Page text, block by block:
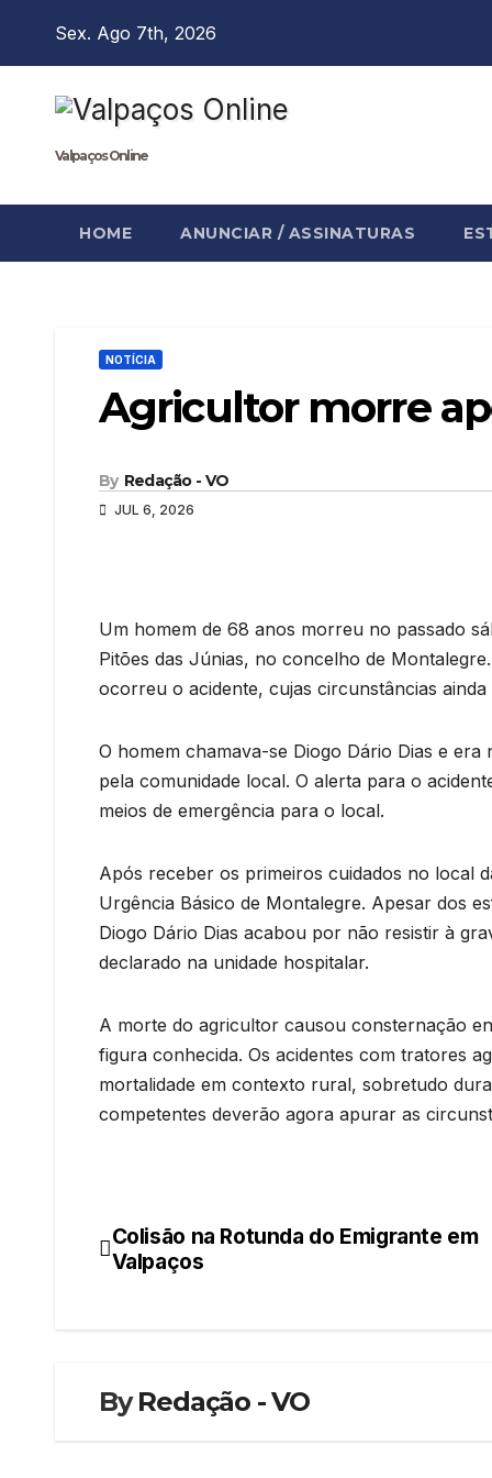
Sex. Ago 7th, 2026
Valpaços Online
HOME ANUNCIAR / ASSINATURAS
NOTÍCIA
Agricultor morre
By Redação - VO
JUL 6, 2026
Um homem de 68 anos morreu no passado
Pitões das Júnias, no concelho de
ocorreu o acidente, cujas circunstâncias
O homem chamava-se Diogo Dário Dias e
pela comunidade local. O alerta para o
meios de emergência para o local.
Após receber os primeiros cuidados no local
Urgência Básico de Montalegre. Apesar dos
Diogo Dário Dias acabou por não resistir à
declarado na unidade hospitalar.
A morte do agricultor causou consternação
figura conhecida. Os acidentes com tratores
mortalidade em contexto rural, sobretudo
competentes deverão agora apurar as
Navegação
Colisão na Rotunda do Emigrante em
Valpaços
ByRedação - VO